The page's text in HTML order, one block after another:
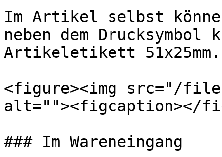
Im Artikel selbst
neben dem
Artikeletikett 51x25mm.
<figure><img src="/files/
alt=""><figcaption></
### Im Wareneingang